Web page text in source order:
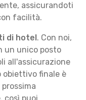
assicurandoti
facilità.
di hotel. Con noi,
un unico posto
all'assicurazione
obiettivo finale è